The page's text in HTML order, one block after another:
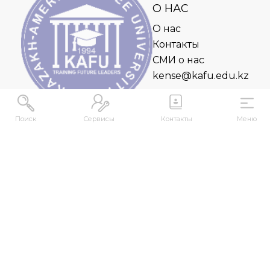
Поиск Сервисы Контакты Меню
О НАС
О нас
Контакты
СМИ о нас
kense@kafu.edu.kz